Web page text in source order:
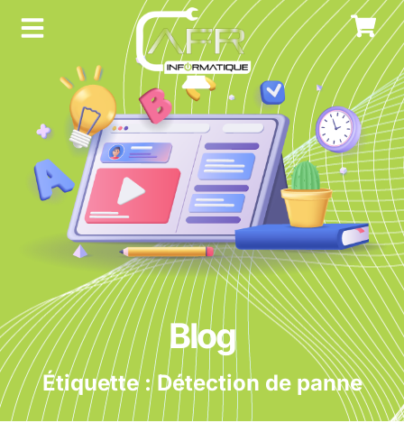
Blog
Étiquette : Détection de panne